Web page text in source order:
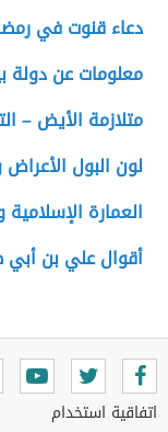
دعاء قنوت في
معلومات عن دولة
متلازمة الأيض –
لون البول الأعراض
العمارة
أقوال علي بن أبي
اتفاقية استخدام